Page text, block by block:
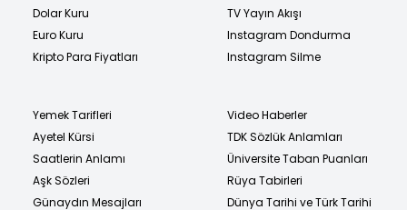
Dolar Kuru
Euro Kuru
Kripto Para Fiyatları
TV Yayın Akışı
Instagram Dondurma
Instagram Silme
Yemek Tarifleri
Ayetel Kürsi
Saatlerin Anlamı
Aşk Sözleri
Günaydın Mesajları
Video Haberler
TDK Sözlük Anlamları
Üniversite Taban Puanları
Rüya Tabirleri
Dünya Tarihi ve Türk Tarihi